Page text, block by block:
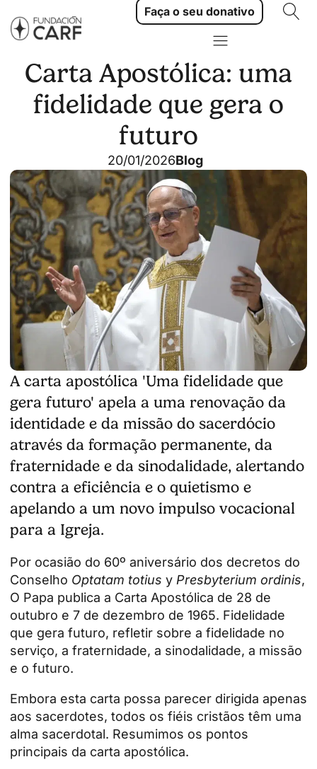
Faça o seu donativo
Carta Apostólica: uma
fidelidade que gera o
futuro
20/01/2026Blog
A carta apostólica 'Uma fidelidade que
gera futuro' apela a uma renovação da
identidade e da missão do sacerdócio
através da formação permanente, da
fraternidade e da sinodalidade, alertando
contra a eficiência e o quietismo e
apelando a um novo impulso vocacional
para a Igreja.
Por ocasião do 60º aniversário dos decretos do
Conselho Optatam totius y Presbyterium ordinis,
O Papa publica a Carta Apostólica de 28 de
outubro e 7 de dezembro de 1965. Fidelidade
que gera futuro, refletir sobre a fidelidade no
serviço, a fraternidade, a sinodalidade, a missão
e o futuro.
Embora esta carta possa parecer dirigida apenas
aos sacerdotes, todos os fiéis cristãos têm uma
alma sacerdotal. Resumimos os pontos
principais da carta apostólica.